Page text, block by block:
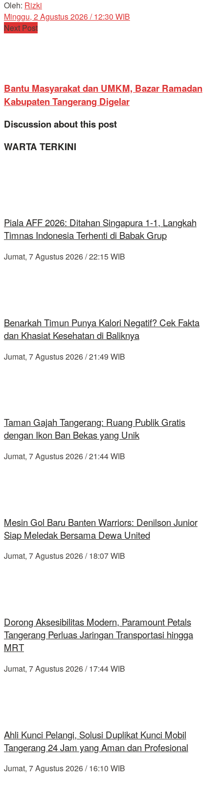
Oleh: Rizki
Minggu, 2 Agustus 2026 / 12:30 WIB
Next Post
Bantu Masyarakat dan UMKM, Bazar Ramadan
Kabupaten Tangerang Digelar
Discussion about this post
WARTA TERKINI
Piala AFF 2026: Ditahan Singapura 1-1, Langkah
Timnas Indonesia Terhenti di Babak Grup
Jumat, 7 Agustus 2026 / 22:15 WIB
Benarkah Timun Punya Kalori Negatif? Cek Fakta
dan Khasiat Kesehatan di Baliknya
Jumat, 7 Agustus 2026 / 21:49 WIB
Taman Gajah Tangerang: Ruang Publik Gratis
dengan Ikon Ban Bekas yang Unik
Jumat, 7 Agustus 2026 / 21:44 WIB
Mesin Gol Baru Banten Warriors: Denilson Junior
Siap Meledak Bersama Dewa United
Jumat, 7 Agustus 2026 / 18:07 WIB
Dorong Aksesibilitas Modern, Paramount Petals
Tangerang Perluas Jaringan Transportasi hingga
MRT
Jumat, 7 Agustus 2026 / 17:44 WIB
Ahli Kunci Pelangi, Solusi Duplikat Kunci Mobil
Tangerang 24 Jam yang Aman dan Profesional
Jumat, 7 Agustus 2026 / 16:10 WIB